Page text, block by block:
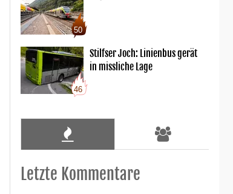
50
46
Stilfser Joch: Linienbus gerät
in missliche Lage
Letzte Kommentare